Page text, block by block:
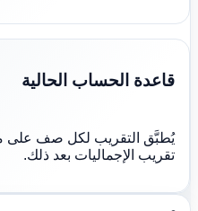
قاعدة الحساب الحالية
يُطبَّق التقريب لكل صف على
تقريب الإجماليات بعد ذلك.